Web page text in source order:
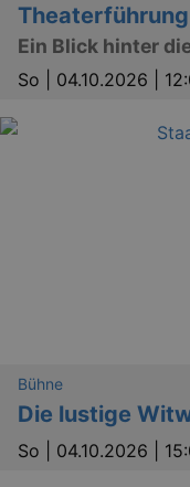
Theaterführung
Ein Blick hinter
So | 04.10.2026 |
Bühne
Die lustige
So | 04.10.2026 |